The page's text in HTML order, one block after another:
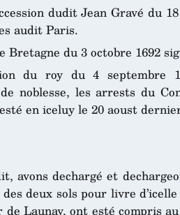
dudit Jean Gravé du
audit Paris.
Bretagne du 3 octobre 1692
du roy du 4 septembre
noblesse, les arrests du
en iceluy le 20 aoust
avons dechargé et
deux sols pour livre
de Launay, ont esté compris